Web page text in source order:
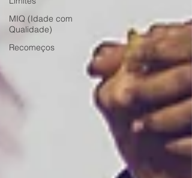
MIQ (Idade com
Qualidade)
Recomeços